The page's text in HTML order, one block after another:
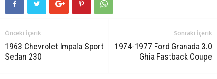
Önceki İçerik
1963 Chevrolet Impala Sport
Sedan 230
Sonraki İçerik
1974-1977 Ford Granada 3.0
Ghia Fastback Coupe